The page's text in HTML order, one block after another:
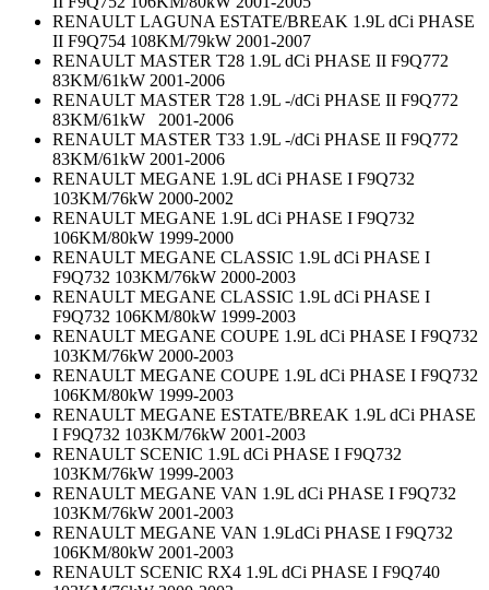
RENAULT LAGUNA ESTATE/BREAK 1.9L dCi PHASE
II F9Q754 108KM/79kW 2001-2007
RENAULT MASTER T28 1.9L dCi PHASE II F9Q772
83KM/61kW 2001-2006
RENAULT MASTER T28 1.9L -/dCi PHASE II F9Q772
83KM/61kW 2001-2006
RENAULT MASTER T33 1.9L -/dCi PHASE II F9Q772
83KM/61kW 2001-2006
RENAULT MEGANE 1.9L dCi PHASE I F9Q732
103KM/76kW 2000-2002
RENAULT MEGANE 1.9L dCi PHASE I F9Q732
106KM/80kW 1999-2000
RENAULT MEGANE CLASSIC 1.9L dCi PHASE I
F9Q732 103KM/76kW 2000-2003
RENAULT MEGANE CLASSIC 1.9L dCi PHASE I
F9Q732 106KM/80kW 1999-2003
RENAULT MEGANE COUPE 1.9L dCi PHASE I F9Q732
103KM/76kW 2000-2003
RENAULT MEGANE COUPE 1.9L dCi PHASE I F9Q732
106KM/80kW 1999-2003
RENAULT MEGANE ESTATE/BREAK 1.9L dCi PHASE
I F9Q732 103KM/76kW 2001-2003
RENAULT SCENIC 1.9L dCi PHASE I F9Q732
103KM/76kW 1999-2003
RENAULT MEGANE VAN 1.9L dCi PHASE I F9Q732
103KM/76kW 2001-2003
RENAULT MEGANE VAN 1.9LdCi PHASE I F9Q732
106KM/80kW 2001-2003
RENAULT SCENIC RX4 1.9L dCi PHASE I F9Q740